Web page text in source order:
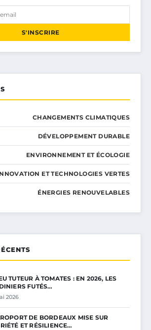
S'INSCRIRE
CHANGEMENTS CLIMATIQUES
DÉVELOPPEMENT DURABLE
ENVIRONNEMENT ET ÉCOLOGIE
ET TECHNOLOGIES VERTES
ÉNERGIES RENOUVELABLES
TUTEUR À TOMATES : EN 2026, LES
FUTÉS…
2026
DE BORDEAUX MISE SUR
ET RÉSILIENCE…